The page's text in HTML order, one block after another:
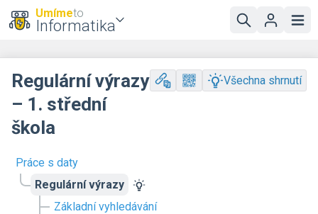
Umímeto
Informatika
Práce s daty
Regulární výrazy
Základní vyhledávání
Regulární výrazy
– 1. střední
škola
Všechna shrnutí